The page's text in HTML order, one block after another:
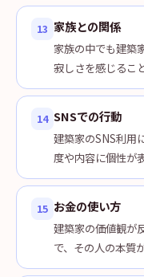
13 家族との関係
家族の中でも建築
寂しさを感じるこ
14 SNSでの行動
建築家のSNS利用
度や内容に個性が
15 お金の使い方
建築家の価値観が
で、その人の本質